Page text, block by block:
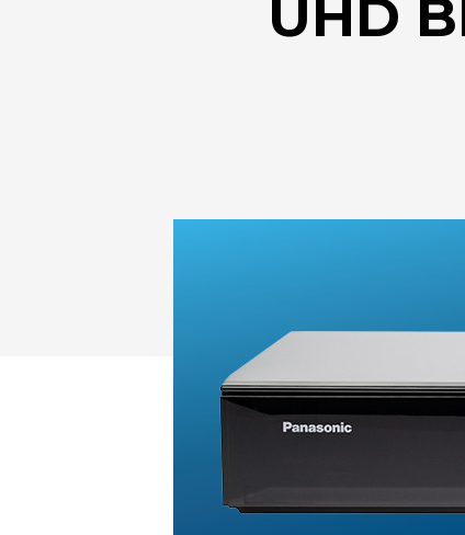
Drücken Sie Enter zum Suchen oder ESC zum
UHD